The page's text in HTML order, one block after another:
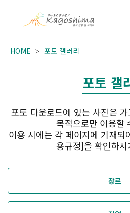
HOME 포토 갤러리
포토 갤
포토 다운로드에 있는 사진은
목적으로만 이용할
이용 시에는 각 페이지에 기재
용규정]을 확인하
장르